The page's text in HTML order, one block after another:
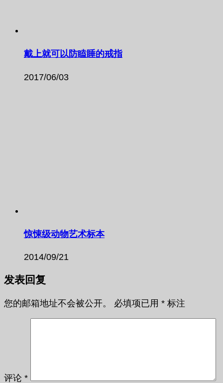
戴上就可以防瞌睡的戒指
2017/06/03
惊悚级动物艺术标本
2014/09/21
发表回复
您的邮箱地址不会被公开。 必填项已用 * 标注
评论 *